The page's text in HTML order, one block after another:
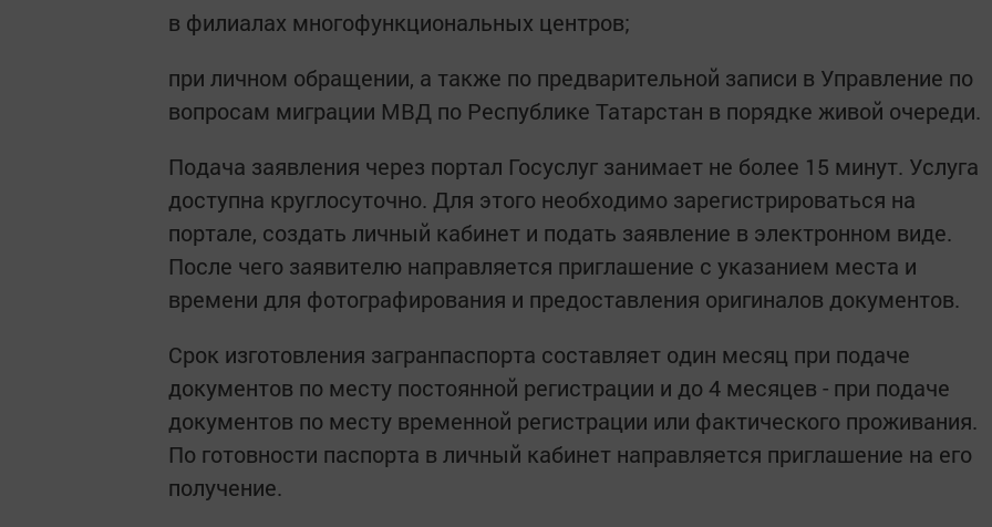
в филиалах многофункциональных центров;
при личном обращении, а также по предварительной записи в Управление по
вопросам миграции МВД по Республике Татарстан в порядке живой очереди.
Подача заявления через портал Госуслуг занимает не более 15 минут. Услуга
доступна круглосуточно. Для этого необходимо зарегистрироваться на
портале, создать личный кабинет и подать заявление в электронном виде.
После чего заявителю направляется приглашение с указанием места и
времени для фотографирования и предоставления оригиналов документов.
Срок изготовления загранпаспорта составляет один месяц при подаче
документов по месту постоянной регистрации и до 4 месяцев - при подаче
документов по месту временной регистрации или фактического проживания.
По готовности паспорта в личный кабинет направляется приглашение на его
получение.